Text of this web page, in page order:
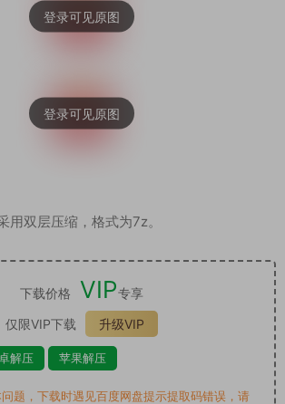
用双层压缩，格式为7z。
下载价格 VIP专享
仅限VIP下载
升级VIP
解压 苹果解压
题，下载时遇见百度网盘提示提取码错误，请